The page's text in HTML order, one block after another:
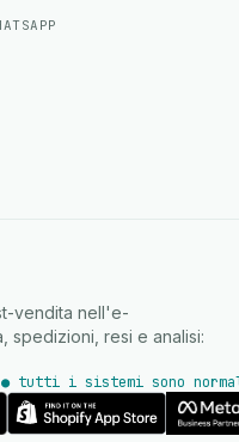
vendita nell'e-
spedizioni, resi e analisi:
● tutti i sistemi sono